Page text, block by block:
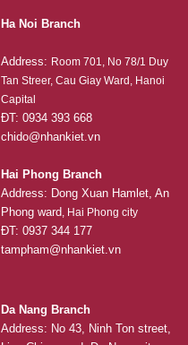
Ha Noi Branch
Address: Room 701, No 78/1 Duy
Tan Streer, Cau Giay Ward, Hanoi
Capital
ĐT: 0934 393 668
chido@nhankiet.vn
Hai Phong Branch
Address: Dong Xuan Hamlet, An
Phong ward, Hai Phong city
ĐT: 0937 344 177
tampham@nhankiet.vn
Da Nang Branch
Address: No 43, Ninh Ton street,